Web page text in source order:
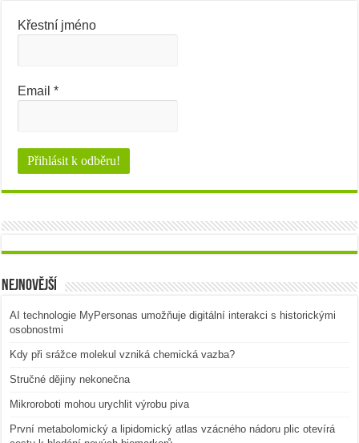
Křestní jméno
Email*
Nejnovější
AI technologie MyPersonas umožňuje digitální interakci s historickými
osobnostmi
Kdy při srážce molekul vzniká chemická vazba?
Stručné dějiny nekonečna
Mikroroboti mohou urychlit výrobu piva
První metabolomický a lipidomický atlas vzácného nádoru plic otevírá